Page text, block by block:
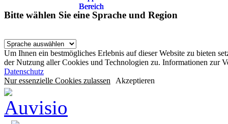
Bitte wählen Sie eine Sprache und Region
Um Ihnen ein bestmögliches Erlebnis auf dieser Website zu bieten
der Nutzung aller Cookies und Technologien zu. Informationen zur
Datenschutz
Nur essenzielle Cookies zulassen Akzeptieren
Bereich
Bereich
Bereich